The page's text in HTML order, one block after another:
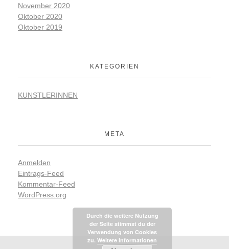
November 2020
Oktober 2020
Oktober 2019
KATEGORIEN
KUNSTLERINNEN
META
Anmelden
Eintrags-Feed
Kommentar-Feed
WordPress.org
Durch die weitere Nutzung
der Seite stimmst du der
Verwendung von Cookies
zu. Weitere Informationen